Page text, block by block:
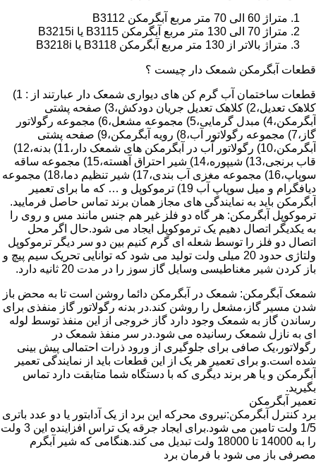
متراژ 60 الی 70 متر مربع آبگرمکن B3112
متراژ 70 الی 130 متر مربع آبگرمکن B3115 یا B3215i
متراژ بالاتر از 130 متر مربع آبگرمکن B3118 یا B3218i
قطعات آبگرمکن شمعک دار چیست ؟
قطعات ساختمان آب گرم کن های دیواری شمعک دار عبارتند از : 1)
کلاهک تعدیل،2) کلاهک تعدیل جریان دودکش،3) صفحه پشتی
آبگرمکن،4) مبدل گرمایی،5) مجموعه مشعل،6) مجموعه رگولاتور
گاز،7) مجموعه رگولاتور آب،8) رویه آبگرمکن،9) صفحه پشتی
آبگرمکن،10) رگولاتور آب در آبگرمکن های شمعک دار،11) بدنه،12)
قاب برنجی،13) شیپوره،14) شیر احتراق آهسته،15) مجموعه ساقه
سوپاپ،16) مجموعه مغزی آب بندی،17) شیر تنظیم دما،18) مجموعه
دیافگرام و میل سوپاپ آب 19) ترموکوپل و … که ما برای تعمیر
آبگرمکن باید به نمایندگی های مجاز همان برند تماس حاصل فرمایید.
ترموکوپل آبگرمکن: هر گاه دو فلز غیر هم جنس مانند مس و روی را
به یکدیگر اتصال دهیم یک ترموکوپل ایجاد می شود.حال اگر محل
اتصال دو فلز را توسط شعله ای گرم کنیم بین دو سر دیگر ترموکوپل
ولتاژی حدود 20 میلی ولت تولید می شود که توانایی تحریک سیم پیچ و
باز کردن شیر مغناطیسی وسایل گاز سوز را در مدت 20 ثانیه دارد.
شمعک آبگرمکن: شمعک در آبگرمکن دائما روشن است تا به محض باز
شدن مسیر گاز،مشعل را روشن کند.در بدنه رگولاتور گاز منفذی برای
رساندن گاز به شمعک وجود دارد گاز خروجی از این منفذ توسط لوله
ای به نازل شمعک رسانیده می شود.در سر منفذ شمعک در
رگولاتور،یک صافی برای جلوگیری از ورود ذرات احتمالی پیش بینی
شده است.و برای تعمیر هر یک از این قطعات باید از نمایندگی تعمیر
آبگرمکن و یا هر برند دیگری که با دستگاه شما متابقت دارد تماس
بگیرید.
تعمیر آبگرمکن
برد کنترل آبگرمکن:نیروی محرکه این برد از یک آدابتور یا دو عدد باتری
1/5 ولت تامین می شود.برای ایجاد جرقه یک تراس افزاینده این 3 ولت
را به 14000 تا 18000 ولت تبدیل می کند.هنگامی که شیر آبگرم
مصرفی باز می شود با فرمان برد